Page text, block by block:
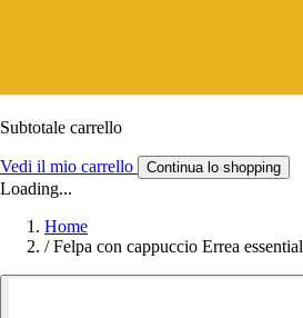
Subtotale carrello
Vedi il mio carrello Continua lo shopping
Loading...
Home
/ Felpa con cappuccio Errea essential